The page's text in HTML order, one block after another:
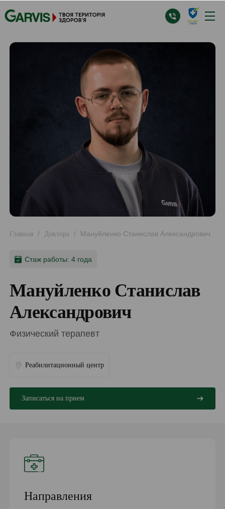
Главная / Доктора / Мануйленко Станислав Александрович
Стаж работы: 4 года
Мануйленко Станислав
Александрович
Физический терапевт
Реабилитационный центр
Записаться на прием
Направления